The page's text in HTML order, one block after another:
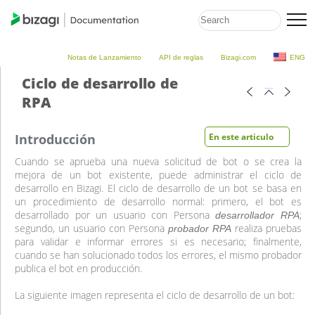
Notas de Lanzamiento API de reglas Bizagi.com ENG